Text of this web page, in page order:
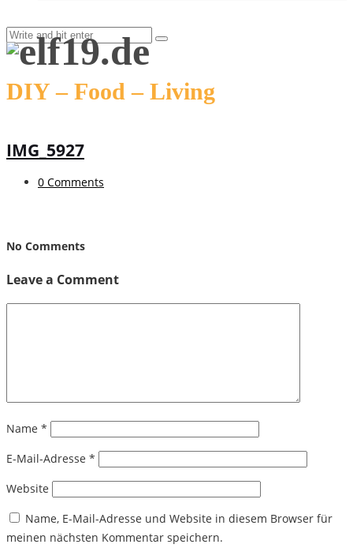
DIY – Food – Living
IMG_5927
0 Comments
No Comments
Leave a Comment
Name *
E-Mail-Adresse *
Website
Name, E-Mail-Adresse und Website in diesem Browser für
meinen nächsten Kommentar speichern.